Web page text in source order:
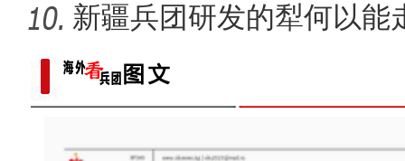
汇见证
新疆兵团研发的犁何以能